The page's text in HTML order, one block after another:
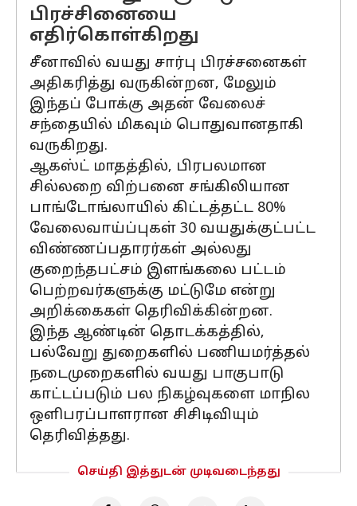
பிரச்சினையை
எதிர்கொள்கிறது
சீனாவில் வயது சார்பு பிரச்சனைகள்
அதிகரித்து வருகின்றன, மேலும்
இந்தப் போக்கு அதன் வேலைச்
சந்தையில் மிகவும் பொதுவானதாகி
வருகிறது.
ஆகஸ்ட் மாதத்தில், பிரபலமான
சில்லறை விற்பனை சங்கிலியான
பாங்டோங்லாயில் கிட்டத்தட்ட 80%
வேலைவாய்ப்புகள் 30 வயதுக்குட்பட்ட
விண்ணப்பதாரர்கள் அல்லது
குறைந்தபட்சம் இளங்கலை பட்டம்
பெற்றவர்களுக்கு மட்டுமே என்று
அறிக்கைகள் தெரிவிக்கின்றன.
இந்த ஆண்டின் தொடக்கத்தில்,
பல்வேறு துறைகளில் பணியமர்த்தல்
நடைமுறைகளில் வயது பாகுபாடு
காட்டப்படும் பல நிகழ்வுகளை மாநில
ஒளிபரப்பாளரான சிசிடிவியும்
தெரிவித்தது.
செய்தி இத்துடன் முடிவடைந்தது